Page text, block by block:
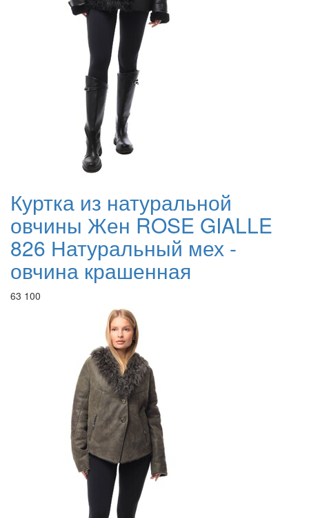
Куртка из натуральной
овчины Жен ROSE GIALLE
826 Натуральный мех -
овчина крашенная
63 100